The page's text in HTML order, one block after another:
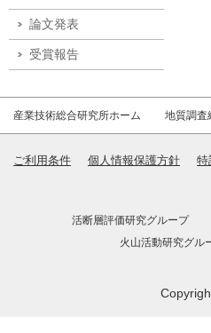
論文発表
受賞報告
産業技術総合研究所ホーム 地質調査
ご利用条件 個人情報保護方針 特
活断層評価研究グループ
火山活動研究グル